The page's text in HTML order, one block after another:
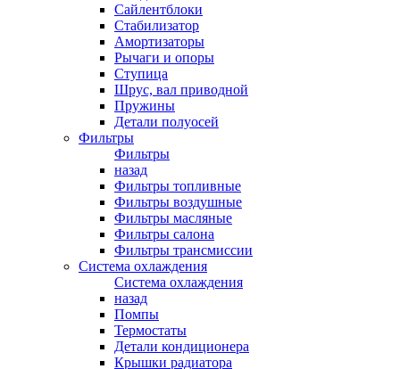
Сайлентблоки
Стабилизатор
Амортизаторы
Рычаги и опоры
Ступица
Шрус, вал приводной
Пружины
Детали полуосей
Фильтры
Фильтры
назад
Фильтры топливные
Фильтры воздушные
Фильтры масляные
Фильтры салона
Фильтры трансмиссии
Система охлаждения
Система охлаждения
назад
Помпы
Термостаты
Детали кондиционера
Крышки радиатора